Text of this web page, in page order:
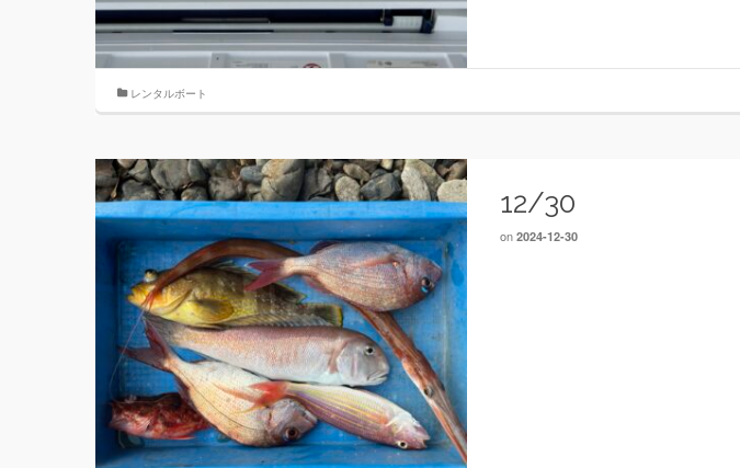
レンタルボート
12/30
on 2024-12-30